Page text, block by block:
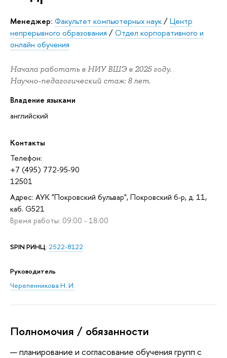
Менеджер: Факультет компьютерных наук/Центр
непрерывного образования /Отдел корпоративного и
онлайн обучения
Начала работать в НИУ ВШЭ в 2025 году.
Научно-педагогический стаж: 8 лет.
Владение языками
английский
Контакты
Телефон:
+7 (495) 772-95-90
12501
Адрес: АУК "Покровский бульвар", Покровский б-р, д. 11,
каб. G521
Время работы: 09:00 - 18:00
SPIN РИНЦ: 2522-8122
Руководитель
Черепенникова Н. И.
Полномочия / обязанности
— планирование и согласование обучения групп с